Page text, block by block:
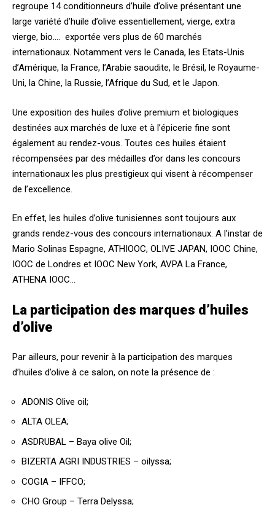
regroupe 14 conditionneurs d’huile d’olive présentant une
large variété d’huile d’olive essentiellement, vierge, extra
vierge, bio…. exportée vers plus de 60 marchés
internationaux. Notamment vers le Canada, les Etats-Unis
d’Amérique, la France, l’Arabie saoudite, le Brésil, le Royaume-
Uni, la Chine, la Russie, l’Afrique du Sud, et le Japon.
Une exposition des huiles d’olive premium et biologiques
destinées aux marchés de luxe et à l’épicerie fine sont
également au rendez-vous. Toutes ces huiles étaient
récompensées par des médailles d’or dans les concours
internationaux les plus prestigieux qui visent à récompenser
de l’excellence.
En effet, les huiles d’olive tunisiennes sont toujours aux
grands rendez-vous des concours internationaux. A l’instar de
Mario Solinas Espagne, ATHIOOC, OLIVE JAPAN, IOOC Chine,
IOOC de Londres et IOOC New York, AVPA La France,
ATHENA IOOC…
La participation des marques d’huiles
d’olive
Par ailleurs, pour revenir à la participation des marques
d’huiles d’olive à ce salon, on note la présence de :
ADONIS Olive oil;
ALTA OLEA;
ASDRUBAL – Baya olive Oil;
BIZERTA AGRI INDUSTRIES – oilyssa;
COGIA – IFFCO;
CHO Group – Terra Delyssa;